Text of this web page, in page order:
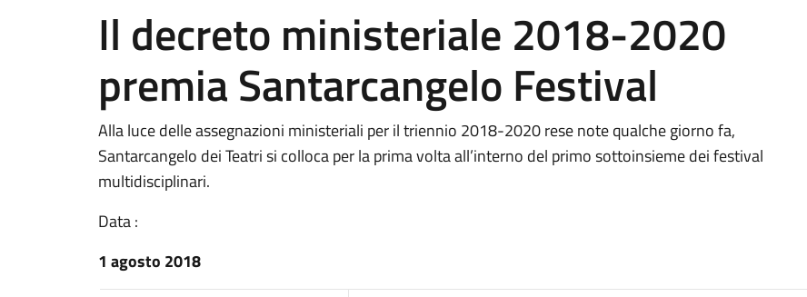
Il decreto ministeriale 2018-2020
premia Santarcangelo Festival
Alla luce delle assegnazioni ministeriali per il triennio 2018-2020 rese note qualche giorno fa,
Santarcangelo dei Teatri si colloca per la prima volta all’interno del primo sottoinsieme dei festival
multidisciplinari.
Data :
1 agosto 2018